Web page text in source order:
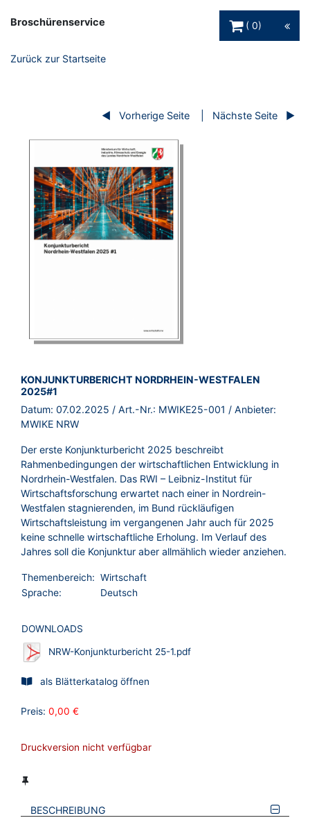
Broschürenservice
0
Zurück zur Startseite
Vorherige Seite Nächste Seite
BROSCHÜRE:
KONJUNKTURBERICHT NORDRHEIN-WESTFALEN
2025#1
Datum: 07.02.2025 / Art.-Nr.: MWIKE25-001 / Anbieter:
MWIKE NRW
Der erste Konjunkturbericht 2025 beschreibt
Rahmenbedingungen der wirtschaftlichen Entwicklung in
Nordrhein-Westfalen. Das RWI – Leibniz-Institut für
Wirtschaftsforschung erwartet nach einer in Nordrein-
Westfalen stagnierenden, im Bund rückläufigen
Wirtschaftsleistung im vergangenen Jahr auch für 2025
keine schnelle wirtschaftliche Erholung. Im Verlauf des
Jahres soll die Konjunktur aber allmählich wieder anziehen.
Themenbereich: Wirtschaft
Sprache:
Deutsch
DOWNLOADS
NRW-Konjunkturbericht 25-1.pdf
als Blätterkatalog öffnen
Preis: 0,00 €
Druckversion nicht verfügbar
BESCHREIBUNG